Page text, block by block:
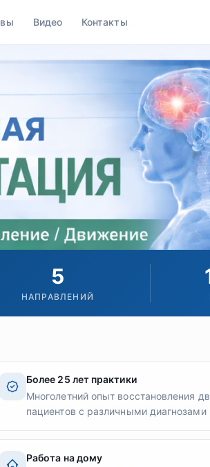
Видео Контакты
5
НАПРАВЛЕНИЙ
Более 25 лет практики
Многолетний опыт восстановления
пациентов с различными диагнозами
Работа на дому